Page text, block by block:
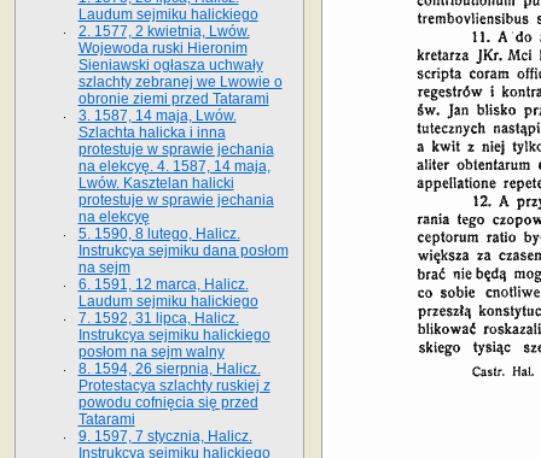
Laudum sejmiku halickiego
2. 1577, 2 kwietnia, Lwów.
Wojewoda ruski Hieronim
Sieniawski ogłasza uchwały
szlachty zebranej we Lwowie o
obronie ziemi przed Tatarami
3. 1587, 14 maja, Lwów.
Szlachta halicka i inna
protestuje w sprawie jechania
na elekcyę. 4. 1587, 14 maja,
Lwów. Kasztelan halicki
protestuje w sprawie jechania
na elekcyę
5. 1590, 8 lutego, Halicz.
Instrukcya sejmiku dana posłom
na sejm
6. 1591, 12 marca, Halicz.
Laudum sejmiku halickiego
7. 1592, 31 lipca, Halicz.
Instrukcya sejmiku halickiego
posłom na sejm walny
8. 1594, 26 sierpnia, Halicz.
Protestacya szlachty ruskiej z
powodu cofnięcia się przed
Tatarami
9. 1597, 7 stycznia, Halicz.
Instrukcya sejmiku halickiego